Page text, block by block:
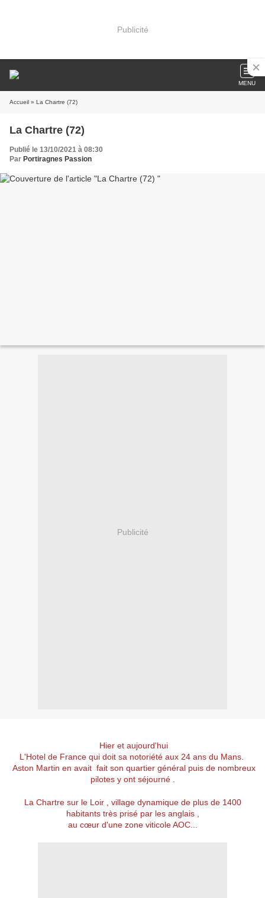
Publicité
MENU
Accueil » La Chartre (72)
La Chartre (72)
Publié le 13/10/2021 à 08:30
Par Portiragnes Passion
Publicité
Hier et aujourd'hui
L'Hotel de France qui doit sa notoriété aux 24 ans du Mans.
Aston Martin en avait fait son quartier général puis de nombreux
pilotes y ont séjourné .
La Chartre sur le Loir , village dynamique de plus de 1400
habitants très prisé par les anglais ,
au cœur d'une zone viticole AOC...